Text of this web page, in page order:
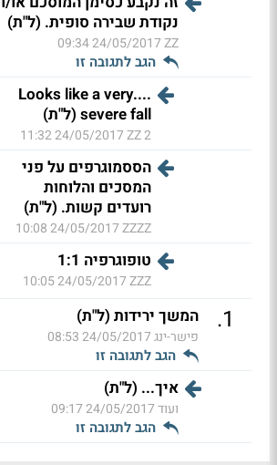
נקודת שבירה סופית. (ל"ת)
ZZ
24/05/2017 09:34
הגב לתגובה זו
....Looks like a very
severe fall (ל"ת)
ZZ 2
24/05/2017 11:32
הססמוגרפים על פני
המסכים והלוחות
רועדים קשות. (ל"ת)
ZZZZ
24/05/2017 10:08
טופוגרפיה 1:1
ZZZ
24/05/2017 10:05
1
. המשך ירידות (ל"ת)
פישר-ינג24/05/2017 08:53
הגב לתגובה זו
איך... (ל"ת)
ועוד24/05/2017 09:17
הגב לתגובה זו